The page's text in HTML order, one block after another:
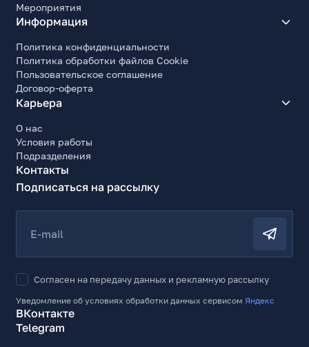
Мероприятия
Информация
Политика конфиденциальности
Политика обработки файлов Cookie
Пользовательское соглашение
Договор-оферта
Карьера
О нас
Условия работы
Подразделения
Контакты
Подписаться на рассылку
E-mail
Согласен на передачу данных и рекламную рассылку
Уведомление об условиях обработки данных сервисом Яндекс
ВКонтакте
Telegram